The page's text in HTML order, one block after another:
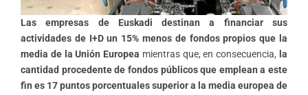
Las empresas de Euskadi destinan a financiar sus
actividades de I+D un 15% menos de fondos propios que la
media de la Unión Europea mientras que, en consecuencia, la
cantidad procedente de fondos públicos que emplean a este
fin es 17 puntos porcentuales superior a la media europea de